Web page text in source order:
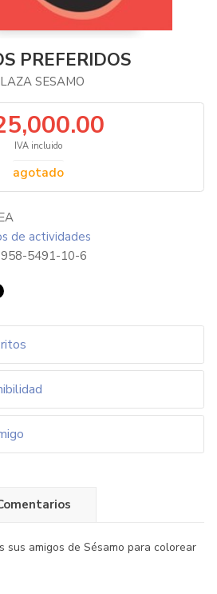
PREFERIDOS
SESAMO
IVA incluido
agotado
de actividades
5491-10-6
sus amigos de Sésamo para colorear